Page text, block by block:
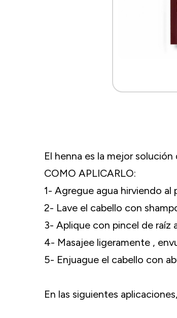
El henna es la mejor
COMO APLICARLO:
1- Agregue agua hirviendo
2- Lave el cabello con
3- Aplique con pincel de raíz
4- Masajee ligeramente ,
5- Enjuague el cabello con
En las siguientes